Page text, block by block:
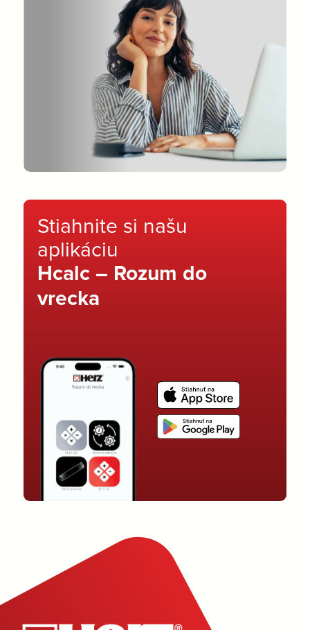
Stiahnite si našu
aplikáciu
Hcalc – Rozum do
vrecka